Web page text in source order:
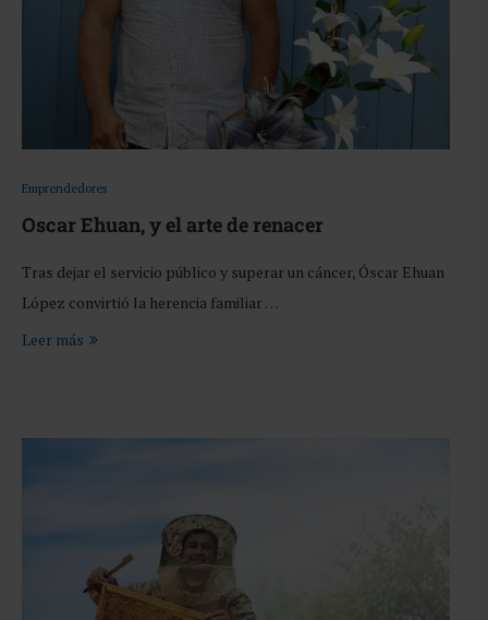
Emprendedores
Oscar Ehuan, y el arte de renacer
Tras dejar el servicio público y superar un cáncer, Óscar Ehuan
López convirtió la herencia familiar …
Leer más